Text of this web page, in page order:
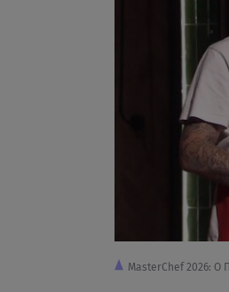
MasterChef 2026: Ο